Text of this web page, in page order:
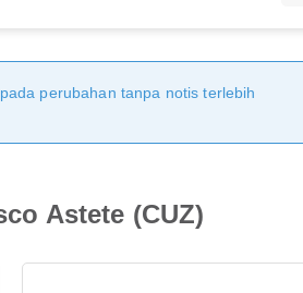
perubahan tanpa notis terlebih
Astete (CUZ)